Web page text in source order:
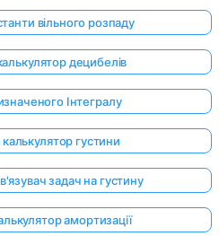
вільного розпаду
децибелів
Інтегралу
густини
задач на густину
амортизації